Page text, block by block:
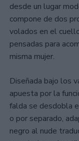
desde un lugar
compone de dos
volados en el
pensadas para
misma mujer.
Diseñada bajo los
apuesta por la
falda se desdobla
o por separado,
negro al nude